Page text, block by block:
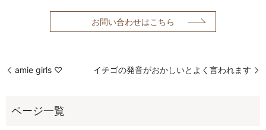
お問い合わせはこちら
amie girls ♡ イチゴの発音がおかしいとよく言われます